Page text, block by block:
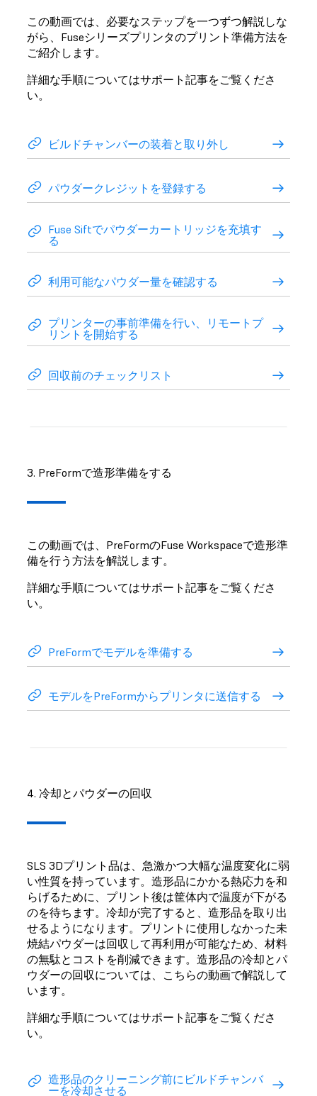
この動画では、必要なステップを一つずつ解説しな
がら、Fuseシリーズプリンタのプリント準備方法を
ご紹介します。
詳細な手順についてはサポート記事をご覧くださ
い。
ビルドチャンバーの装着と取り外し
パウダークレジットを登録する
Fuse Siftでパウダーカートリッジを充填す
る
利用可能なパウダー量を確認する
プリンターの事前準備を行い、リモートプ
リントを開始する
回収前のチェックリスト
3. PreFormで造形準備をする
この動画では、PreFormのFuse Workspaceで造形準
備を行う方法を解説します。
詳細な手順についてはサポート記事をご覧くださ
い。
PreFormでモデルを準備する
モデルをPreFormからプリンタに送信する
4. 冷却とパウダーの回収
SLS 3Dプリント品は、急激かつ大幅な温度変化に弱
い性質を持っています。造形品にかかる熱応力を和
らげるために、プリント後は筐体内で温度が下がる
のを待ちます。冷却が完了すると、造形品を取り出
せるようになります。プリントに使用しなかった未
焼結パウダーは回収して再利用が可能なため、材料
の無駄とコストを削減できます。造形品の冷却とパ
ウダーの回収については、こちらの動画で解説して
います。
詳細な手順についてはサポート記事をご覧くださ
い。
造形品のクリーニング前にビルドチャンバ
ーを冷却させる